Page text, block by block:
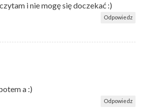
i nie mogę się doczekać :)
Odpowiedz
a :)
Odpowiedz